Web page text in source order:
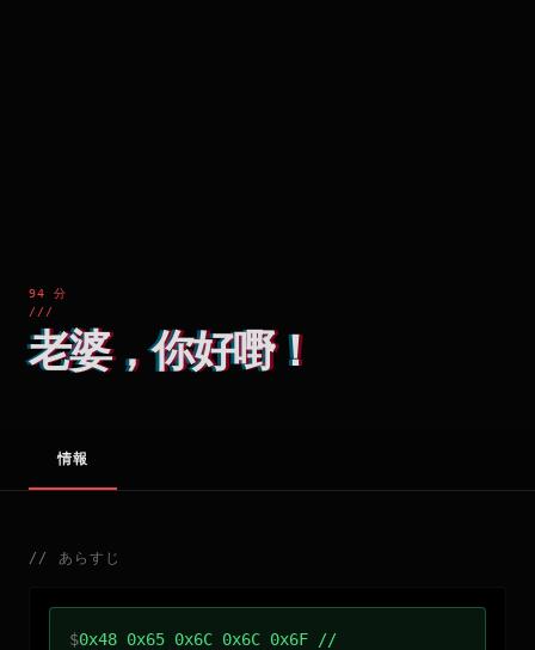
94 分
///
老婆，你好嘢！
情報
// あらすじ
$0x48 0x65 0x6C 0x6C 0x6F //